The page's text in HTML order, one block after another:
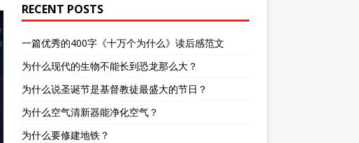
RECENT POSTS
一篇优秀的400字《十万个为什么》读后感范文
为什么现代的生物不能长到恐龙那么大？
为什么说圣诞节是基督教徒最盛大的节日？
为什么空气清新器能净化空气？
为什么要修建地铁？